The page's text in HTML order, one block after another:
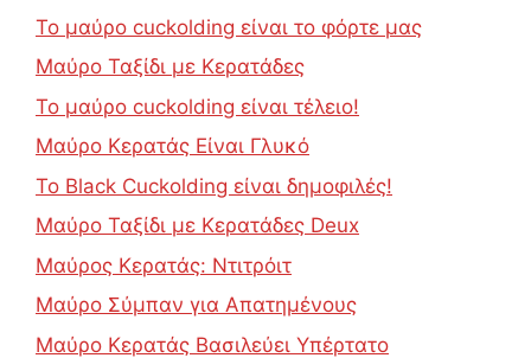
Το μαύρο cuckolding είναι το φόρτε μας
Μαύρο Ταξίδι με Κερατάδες
Το μαύρο cuckolding είναι τέλειο!
Μαύρο Κερατάς Είναι Γλυκό
Το Black Cuckolding είναι δημοφιλές!
Μαύρο Ταξίδι με Κερατάδες Deux
Μαύρος Κερατάς: Ντιτρόιτ
Μαύρο Σύμπαν για Απατημένους
Μαύρο Κερατάς Βασιλεύει Υπέρτατο